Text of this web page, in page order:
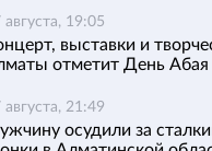
августа, 19:05
выставки и
отметит День Абая
августа, 21:49
осудили за